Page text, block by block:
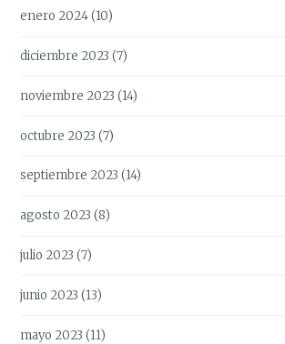
enero 2024(10)
diciembre 2023 (7)
noviembre 2023 (14)
octubre 2023 (7)
septiembre 2023 (14)
agosto 2023 (8)
julio 2023 (7)
junio 2023 (13)
mayo 2023 (11)